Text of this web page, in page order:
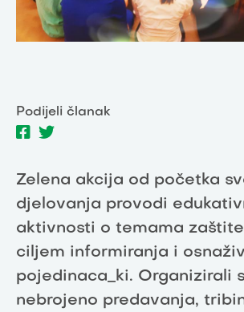
Podijeli članak
Zelena akcija od početka
djelovanja provodi
aktivnosti o temama
ciljem informiranja i
pojedinaca_ki. Organizirali
nebrojeno predavanja,